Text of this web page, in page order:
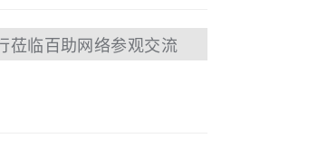
莅临百助网络参观交流